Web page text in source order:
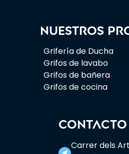
Nuestros
Grifería de Ducha
Grifos de lavabo
Grifos de bañera
Grifos de cocina
CONTACTO
Carrer dels